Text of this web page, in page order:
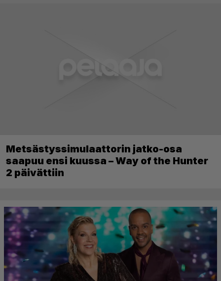
Metsästyssimulaattorin jatko-osa
saapuu ensi kuussa – Way of the Hunter
2 päivättiin